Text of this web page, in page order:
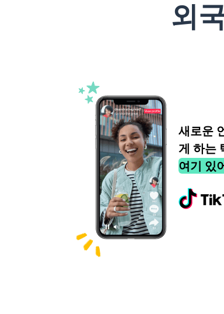
외
새로운
게 하는
여기 있